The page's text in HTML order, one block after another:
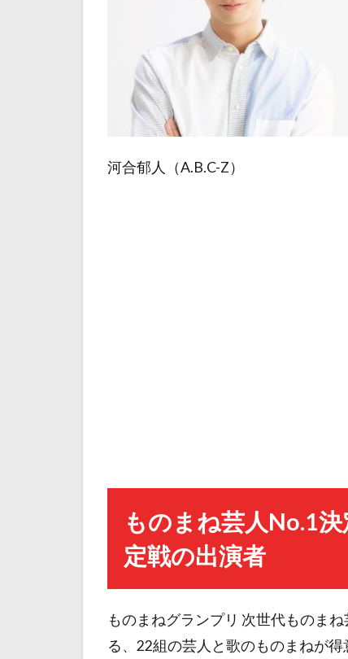
河合郁人（A.B.C-Z）
ものまね芸人No.1
定戦の出演者
ものまねグランプリ 次世代ものま
る、22組の芸人と歌のものまねが得